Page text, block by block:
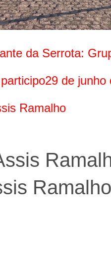
da Serrota:
de
Ramalho